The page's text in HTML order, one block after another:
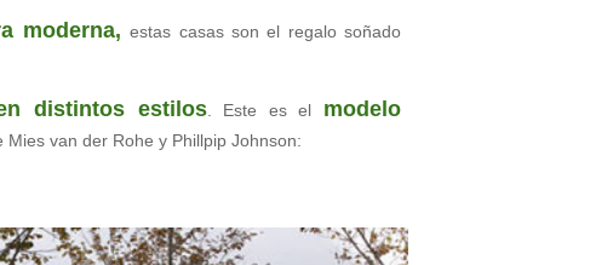
moderna,estas casas son el regalo soñado
distintos estilos. Este es el modelo
Mies van der Rohe y Phillpip Johnson: